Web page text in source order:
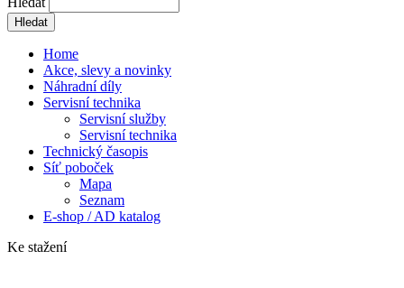
Home
Akce, slevy a novinky
Náhradní díly
Servisní technika
Servisní služby
Servisní technika
Technický časopis
Síť poboček
Mapa
Seznam
E-shop / AD katalog
Ke stažení